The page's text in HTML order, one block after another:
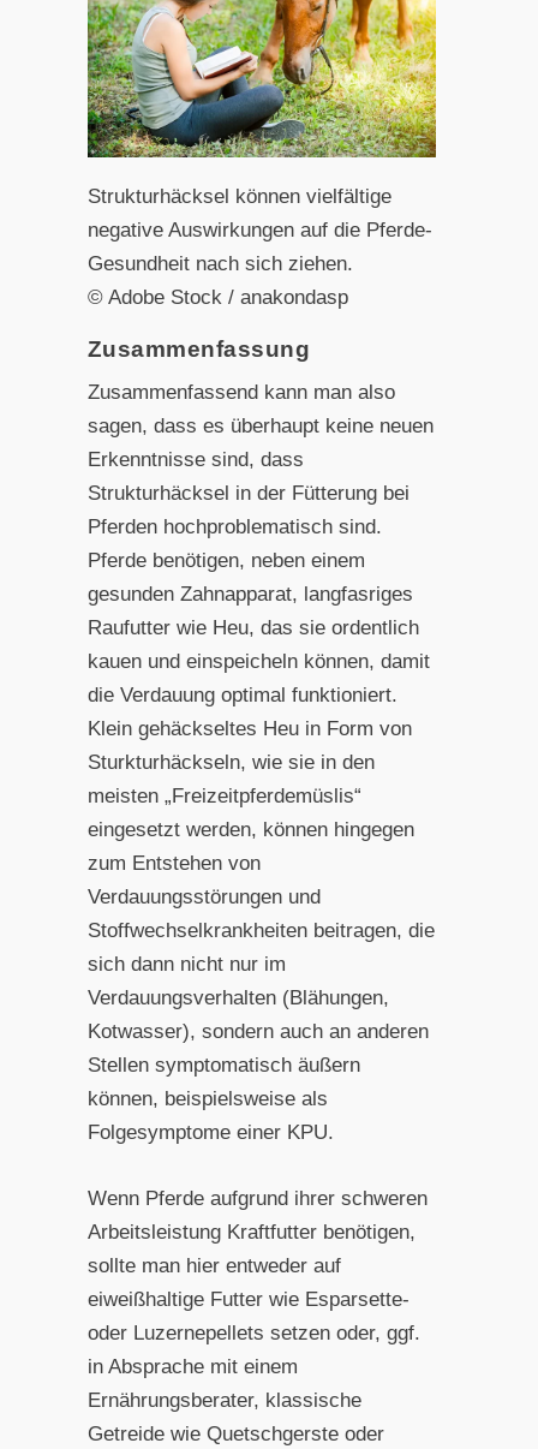
Strukturhäcksel können vielfältige
negative Auswirkungen auf die Pferde-
Gesundheit nach sich ziehen.
©️ Adobe Stock / anakondasp
Zusammenfassung
Zusammenfassend kann man also
sagen, dass es überhaupt keine neuen
Erkenntnisse sind, dass
Strukturhäcksel in der Fütterung bei
Pferden hochproblematisch sind.
Pferde benötigen, neben einem
gesunden Zahnapparat, langfasriges
Raufutter wie Heu, das sie ordentlich
kauen und einspeicheln können, damit
die Verdauung optimal funktioniert.
Klein gehäckseltes Heu in Form von
Sturkturhäckseln, wie sie in den
meisten „Freizeitpferdemüslis“
eingesetzt werden, können hingegen
zum Entstehen von
Verdauungsstörungen und
Stoffwechselkrankheiten beitragen, die
sich dann nicht nur im
Verdauungsverhalten (Blähungen,
Kotwasser), sondern auch an anderen
Stellen symptomatisch äußern
können, beispielsweise als
Folgesymptome einer KPU.
Wenn Pferde aufgrund ihrer schweren
Arbeitsleistung Kraftfutter benötigen,
sollte man hier entweder auf
eiweißhaltige Futter wie Esparsette-
oder Luzernepellets setzen oder, ggf.
in Absprache mit einem
Ernährungsberater, klassische
Getreide wie Quetschgerste oder